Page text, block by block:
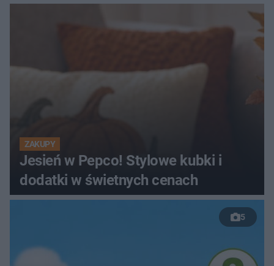
ZAKUPY
Jesień w Pepco! Stylowe kubki i
dodatki w świetnych cenach
5